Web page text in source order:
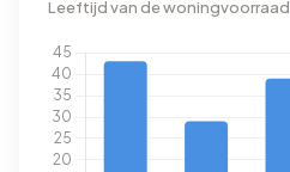
Leeftijd van de woningvoorraad